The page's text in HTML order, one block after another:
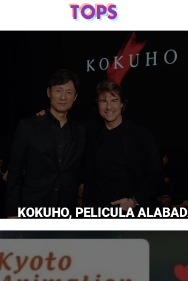
TOPS
KOKUHO, PELICULA
POR TOM CRUISE